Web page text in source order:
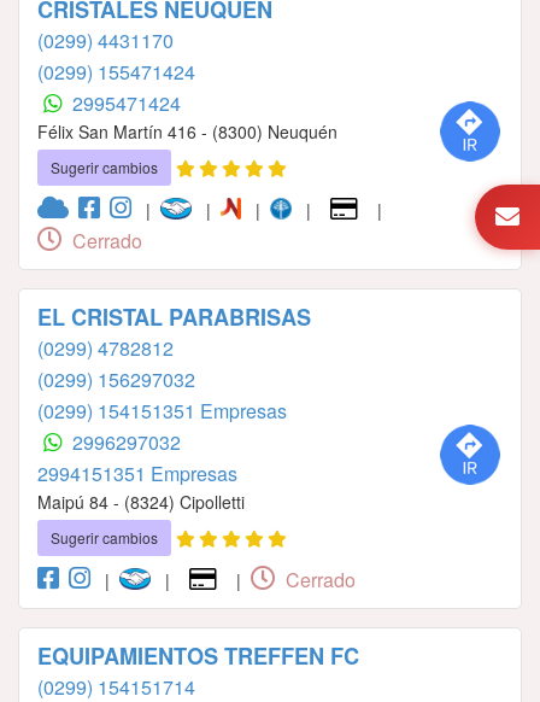
CRISTALES NEUQUÉN
(0299) 4431170
(0299) 155471424
2995471424
Félix San Martín 416 - (8300) Neuquén
Sugerir cambios
| | | | |
Cerrado
EL CRISTAL PARABRISAS
(0299) 4782812
(0299) 156297032
(0299) 154151351 Empresas
2996297032
2994151351 Empresas
Maipú 84 - (8324) Cipolletti
Sugerir cambios
| | | Cerrado
EQUIPAMIENTOS TREFFEN FC
(0299) 154151714